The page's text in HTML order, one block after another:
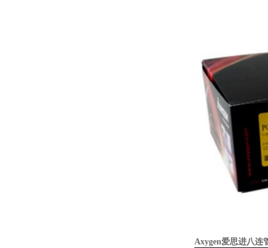
Axygen爱思进八连